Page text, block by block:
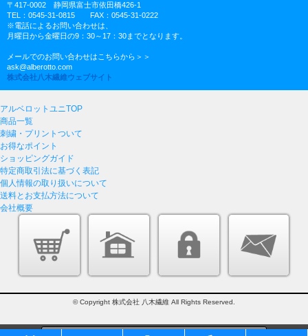
〒417-0002 静岡県富士市依田橋426-1
TEL：0545-31-0815 FAX：0545-31-0222
※電話によるお問い合わせは、
月曜日から金曜日の9：30～17：30までとなります。
メールでのお問い合わせはこちらから＞＞
ask@alberotto.com
株式会社八木繊維ウェブサイト
アルベロットユニTOP
商品一覧
刺繍・プリントついて
お得なポイント
ショッピングガイド
特定商取引法に基づく表記
個人情報の取り扱いについて
送料とお支払方法について
会社概要
© Copyright 株式会社 八木繊維 All Rights Reserved.